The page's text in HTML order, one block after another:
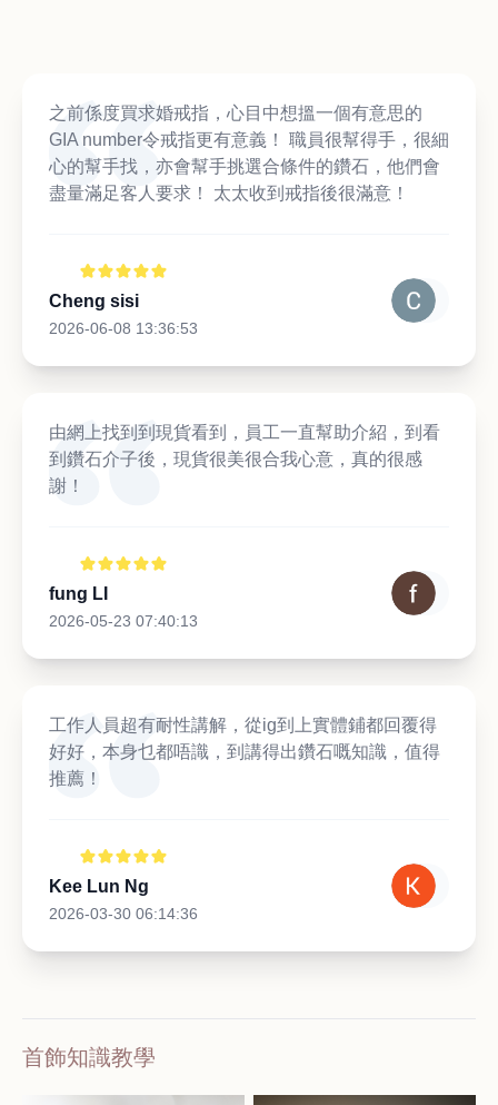
之前係度買求婚戒指，心目中想搵一個有意思的
GIA number令戒指更有意義！ 職員很幫得手，很細
心的幫手找，亦會幫手挑選合條件的鑽石，他們會
盡量滿足客人要求！ 太太收到戒指後很滿意！
Cheng sisi
2026-06-08 13:36:53
由網上找到到現貨看到，員工一直幫助介紹，到看
到鑽石介子後，現貨很美很合我心意，真的很感
謝！
fung LI
2026-05-23 07:40:13
工作人員超有耐性講解，從ig到上實體鋪都回覆得
好好，本身乜都唔識，到講得出鑽石嘅知識，值得
推薦！
Kee Lun Ng
2026-03-30 06:14:36
首飾知識教學